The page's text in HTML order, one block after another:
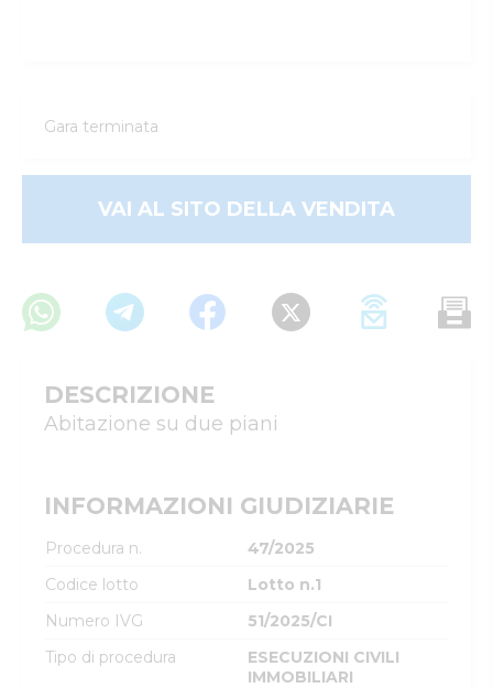
Gara terminata
VAI AL SITO DELLA VENDITA
DESCRIZIONE
Abitazione su due piani
INFORMAZIONI GIUDIZIARIE
Procedura n.
47/2025
Codice lotto
Lotto n.1
Numero IVG
51/2025/CI
Tipo di procedura
ESECUZIONI CIVILI
IMMOBILIARI